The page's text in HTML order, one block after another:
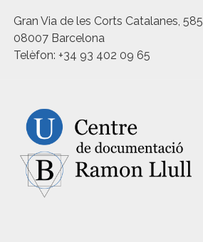
Gran Via de les Corts Catalanes, 585
08007 Barcelona
Telèfon: +34 93 402 09 65